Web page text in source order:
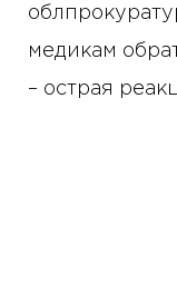
медикам
– острая